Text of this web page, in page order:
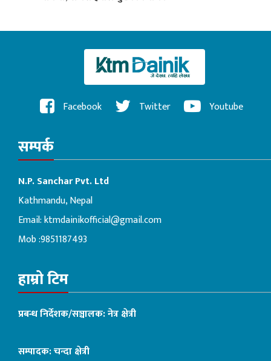
Facebook Twitter Youtube
सम्पर्क
N.P. Sanchar Pvt. Ltd
Kathmandu, Nepal
Email:ktmdainikofficial@gmail.com
Mob :9851187493
हाम्रो टिम
प्रबन्ध निर्देशक/सञ्चालक: नेत्र क्षेत्री
सम्पादक: चन्दा क्षेत्री